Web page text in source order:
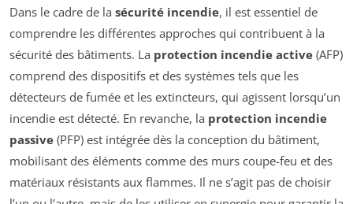
Dans le cadre de la sécurité incendie, il est essentiel de
comprendre les différentes approches qui contribuent à la
sécurité des bâtiments. La protection incendie active (AFP)
comprend des dispositifs et des systèmes tels que les
détecteurs de fumée et les extincteurs, qui agissent lorsqu’un
incendie est détecté. En revanche, la protection incendie
passive (PFP) est intégrée dès la conception du bâtiment,
mobilisant des éléments comme des murs coupe-feu et des
matériaux résistants aux flammes. Il ne s’agit pas de choisir